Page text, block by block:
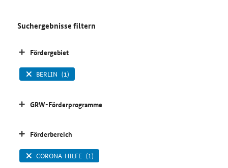
Suchergebnisse filtern
Fördergebiet
BERLIN (1)
GRW-Förderprogramme
Förderbereich
CORONA-HILFE (1)